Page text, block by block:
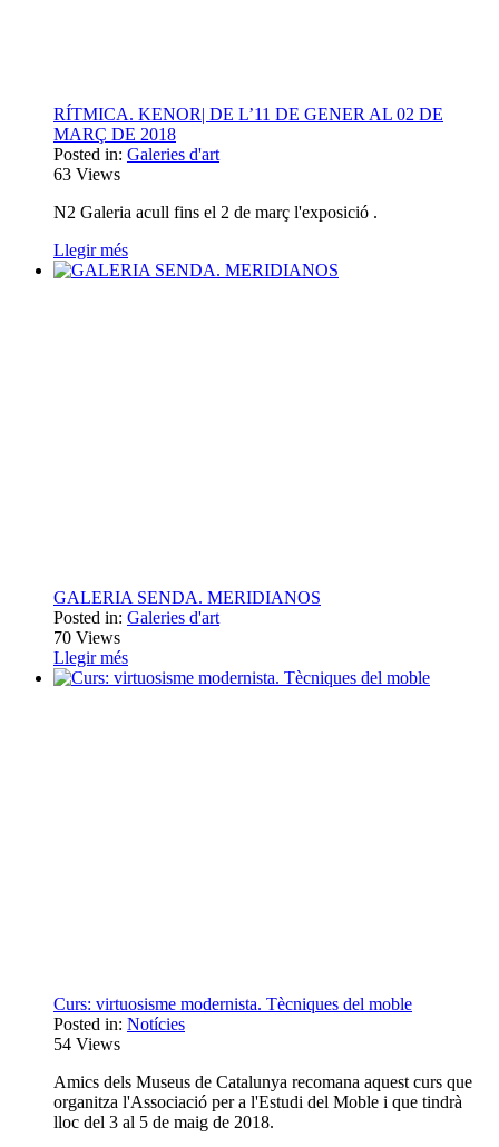
RÍTMICA. KENOR| DE L’11 DE GENER AL 02 DE
MARÇ DE 2018
Posted in: Galeries d'art
63 Views
N2 Galeria acull fins el 2 de març l'exposició .
Llegir més
GALERIA SENDA. MERIDIANOS
Posted in: Galeries d'art
70 Views
Llegir més
Curs: virtuosisme modernista. Tècniques del moble
Posted in: Notícies
54 Views
Amics dels Museus de Catalunya recomana aquest curs que
organitza l'Associació per a l'Estudi del Moble i que tindrà
lloc del 3 al 5 de maig de 2018.